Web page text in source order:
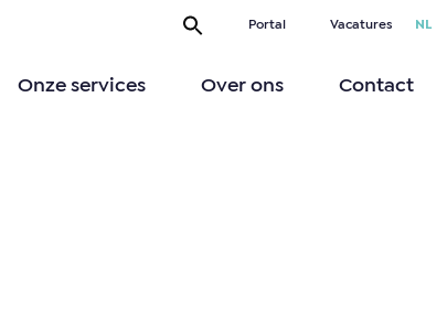
Portal Vacatures NL
Onze services Over ons Contact